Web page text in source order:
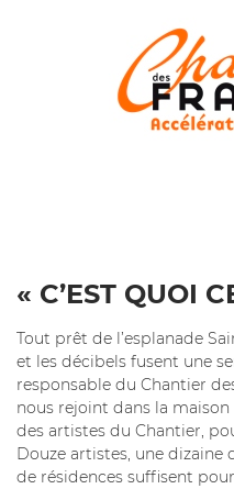
« C’EST QUOI
Tout prêt de l’esplanade
et les décibels fusent une
responsable du Chantier
nous rejoint dans la
des artistes du Chantier,
Douze artistes, une dizaine
de résidences suffisent